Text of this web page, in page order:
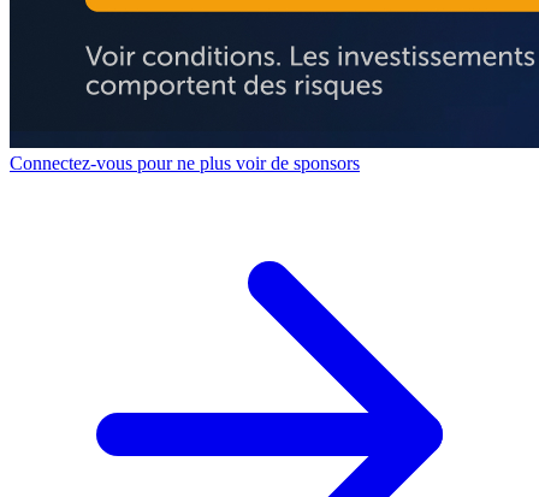
Connectez-vous pour ne plus voir de sponsors